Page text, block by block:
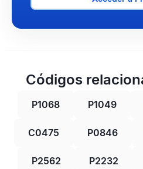
Códigos
P1068 P1049
C0475 P0846
P2562 P2232